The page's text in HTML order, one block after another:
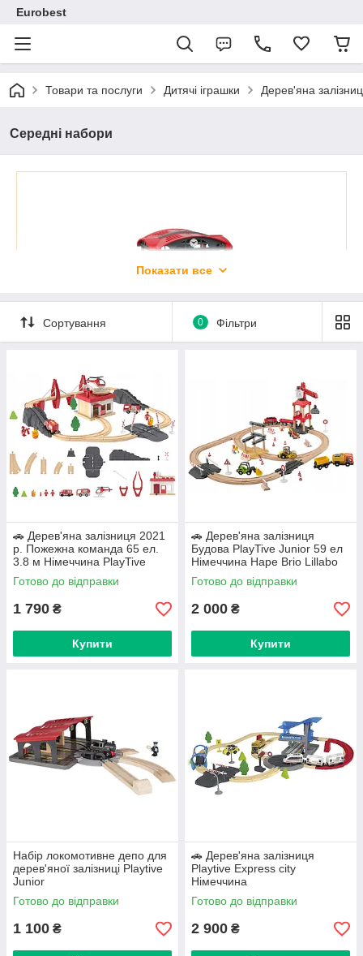
Eurobest
Товари та послуги Дитячі іграшки Дерев'яна
Середні набори
При самостійному складанні залізниці розвиваються
навички логічного мислення малюка і кмітливість, а
розташування інших елементів сприяє розвитку творчого
потенціалу та просторового сприйняття.
Показати все
Сортування 0 Фільтри
🚗 Дерев'яна залізниця 2021
р. Пожежна команда 65 ел.
3.8 м Німеччина PlayTive
(Brio, Hape, Ikea)
Готово до відправки
1 790 ₴
Купити
🚗 Дерев'яна залізниця
Будова PlayTive Junior 59 ел
Німеччина Hape Brio Lillabo
Готово до відправки
2 000 ₴
Купити
Набір локомотивне депо для
дерев'яної залізниці Playtive
Junior
Готово до відправки
1 100 ₴
🚗 Дерев'яна залізниця
Playtive Express city
Німеччина
Готово до відправки
2 900 ₴